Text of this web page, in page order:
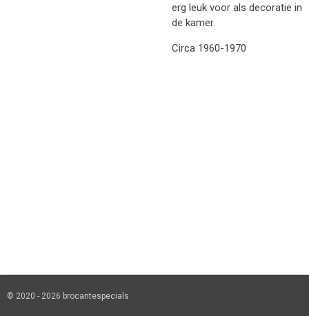
erg leuk voor als decoratie in
de kamer.
Circa 1960-1970
© 2020 - 2026 brocantespecials